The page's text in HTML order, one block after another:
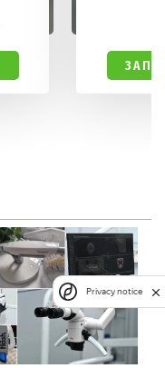
Privacy notice